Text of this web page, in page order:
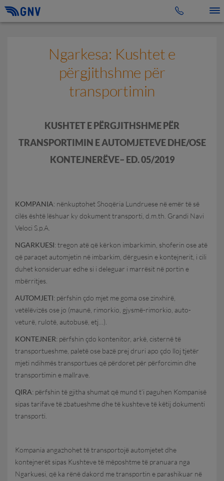
Ngarkesa: Kushtet e
përgjithshme për
transportimin
KUSHTET E PËRGJITHSHME PËR
TRANSPORTIMIN E AUTOMJETEVE DHE/OSE
KONTEJNERËVE– ED. 05/2019
KOMPANIA: nënkuptohet Shoqëria Lundruese në emër të së
cilës është lëshuar ky dokument transporti, d.m.th. Grandi Navi
Veloci S.p.A.
NGARKUESI: tregon atë që kërkon imbarkimin, shoferin ose atë
që paraqet automjetin në imbarkim, dërguesin e kontejnerit, i cili
duhet konsideruar edhe si i deleguar i marrësit në portin e
mbërritjes.
AUTOMJETI: përfshin çdo mjet me goma ose zinxhirë,
vetëlëvizës ose jo (maunë, rimorkio, gjysmë-rimorkio, auto-
veturë, rulotë, autobusë, etj…).
KONTEJNER: përfshin çdo kontenitor, arkë, cisternë të
transportueshme, paletë ose bazë prej druri apo çdo lloj tjetër
mjeti ndihmës transportues që përdoret për përforcimin dhe
transportimin e mallrave.
QIRA: përfshin të gjitha shumat që mund t’i paguhen Kompanisë
sipas tarifave të zbatueshme dhe të kushteve të këtij dokumenti
transporti.
Kompania angazhohet të transportojë automjetet dhe
kontejnerët sipas Kushteve të mëposhtme të pranuara nga
Ngarkuesi, që ka rënë dakord me transportin e parashikuar në